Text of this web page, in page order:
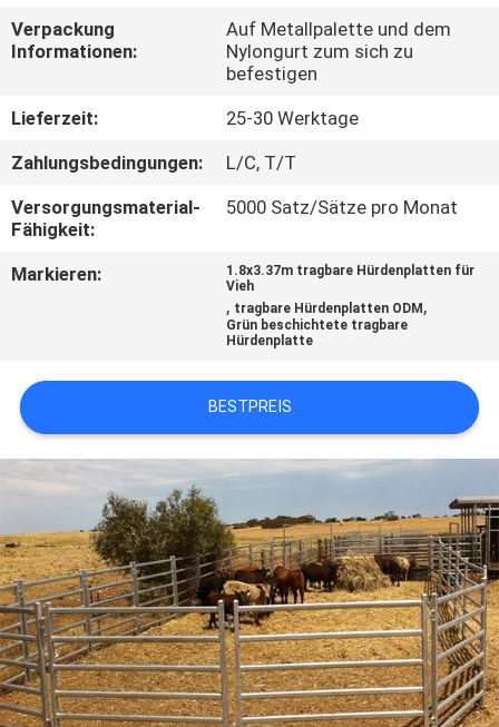
TRETEN
MIT
UNS
IN
VERBINDUNG
FORDERN
SIE
EIN
ZITAT
SITEMAP
PRIVACY
POLICY
Verpackung
Informationen:
Auf Metallpalette und dem
Nylongurt zum sich zu
befestigen
Lieferzeit:
25-30 Werktage
Zahlungsbedingungen:
L/C, T/T
Versorgungsmaterial-
Fähigkeit:
5000 Satz/Sätze pro Monat
Markieren:
1.8x3.37m tragbare Hürdenplatten für
Vieh
, tragbare Hürdenplatten ODM ,
Grün beschichtete tragbare
Hürdenplatte
BESTPREIS